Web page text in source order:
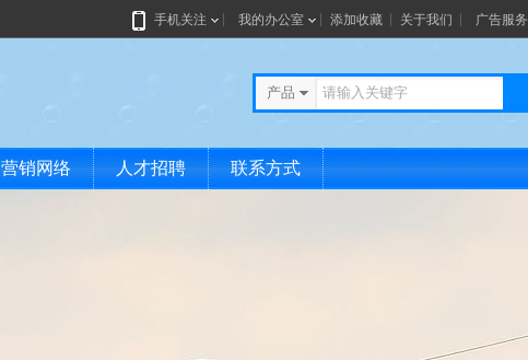
手机关注 我的办公室 添加收藏 关于我们 广告服务
产品
营销网络 人才招聘 联系方式